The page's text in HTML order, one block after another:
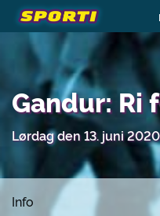
Gandur: Ri
Lørdag den 13. juni 2020
Info